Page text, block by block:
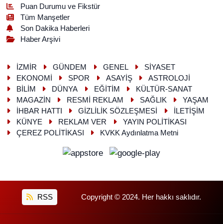
Puan Durumu ve Fikstür
Tüm Manşetler
Son Dakika Haberleri
Haber Arşivi
İZMİR GÜNDEM GENEL
SİYASET
EKONOMİ
SPOR ASAYİŞ
ASTROLOJİ
BİLİM
DÜNYA EĞİTİM
KÜLTÜR-SANAT
MAGAZİN
RESMİ REKLAM SAĞLIK
YAŞAM
İHBAR HATTI
GİZLİLİK SÖZLEŞMESİ
İLETİŞİM
KÜNYE
REKLAM VER
YAYIN POLİTİKASI
ÇEREZ POLİTİKASI
KVKK Aydınlatma Metni
RSS Copyright © 2024. Her hakkı saklıdır.